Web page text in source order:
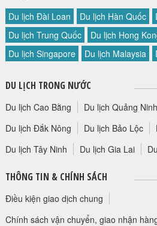
Du lịch Đài Loan Du lịch Hàn Quốc
Du lịch Trung Quốc
Du lịch Hong
Du lịch Singapore
Du lịch Malaysia
DU LỊCH TRONG NƯỚC
Du lịch Cao Bằng Du lịch Quảng Ninh
Du lịch Đắk Nông
Du lịch Bảo Lộc
Du lịch Tây Ninh
Du lịch Gia Lai
THÔNG TIN & CHÍNH SÁCH
Điều kiện giao dịch chung
Chính sách vận chuyển, giao nhận